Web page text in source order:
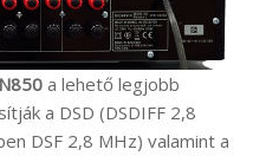
a lehető legjobb
a DSD (DSDIFF 2,8
DSF 2,8 MHz) valamint a